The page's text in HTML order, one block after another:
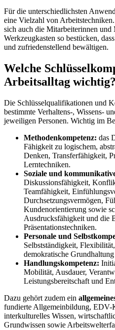
Für die unterschiedlichsten
eine Vielzahl von
sich auch die Mitarbeiterinnen und
Werkzeugkasten so bestücken,
und zufriedenstellend bewältigen.
Welche
Arbeitsalltag
Die Schlüsselqualifikationen und
bestimmte Verhaltens-, Wissens-
jeweiligen Personen. Wichtig im
Methodenkompetenz: das
Fähigkeit zu logischem,
Denken, Transferfähigkeit,
Lerntechniken.
Soziale und
Diskussionsfähigkeit,
Teamfähigkeit,
Durchsetzungsvermögen,
Kundenorientierung sowie
Ausdrucksfähigkeit und die
Präsentationstechniken.
Personale und
Selbstständigkeit,
demokratische
Handlungskompetenz:
Mobilität, Ausdauer,
Leistungsbereitschaft und
Dazu gehört zudem ein
fundierte Allgemeinbildung, EDV-
interkulturelles Wissen,
Grundwissen sowie